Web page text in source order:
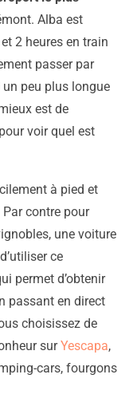
Alba est
2 heures en train
passer par
un peu plus longue
est de
pour voir quel est
à pied et
Par contre pour
une voiture
ce
permet d’obtenir
passant en direct
choisissez de
surYescapa,
cars, fourgons